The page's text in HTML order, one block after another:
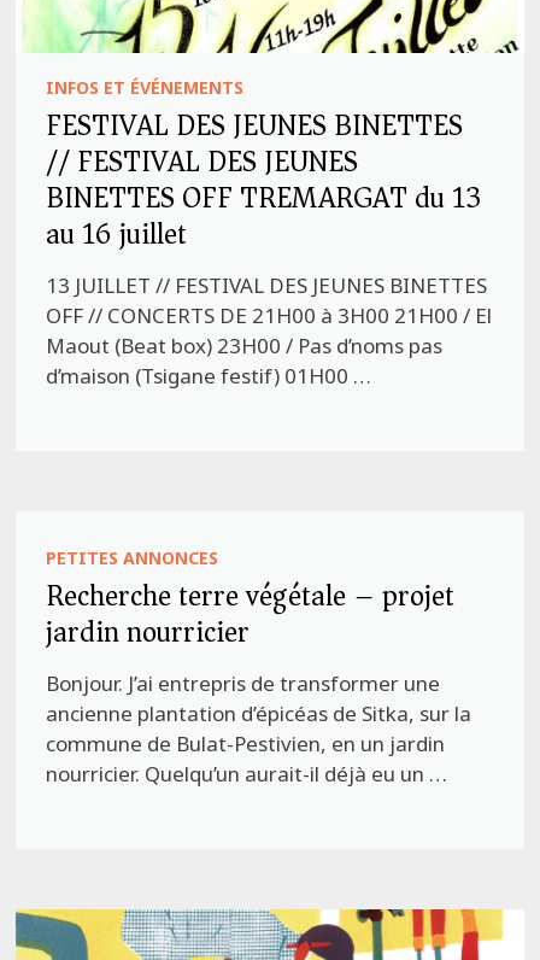
INFOS ET ÉVÉNEMENTS
FESTIVAL DES JEUNES BINETTES
// FESTIVAL DES JEUNES
BINETTES OFF TREMARGAT du 13
au 16 juillet
13 JUILLET // FESTIVAL DES JEUNES BINETTES
OFF // CONCERTS DE 21H00 à 3H00 21H00 / El
Maout (Beat box) 23H00 / Pas d’noms pas
d’maison (Tsigane festif) 01H00 …
PETITES ANNONCES
Recherche terre végétale – projet
jardin nourricier
Bonjour. J’ai entrepris de transformer une
ancienne plantation d’épicéas de Sitka, sur la
commune de Bulat-Pestivien, en un jardin
nourricier. Quelqu’un aurait-il déjà eu un …